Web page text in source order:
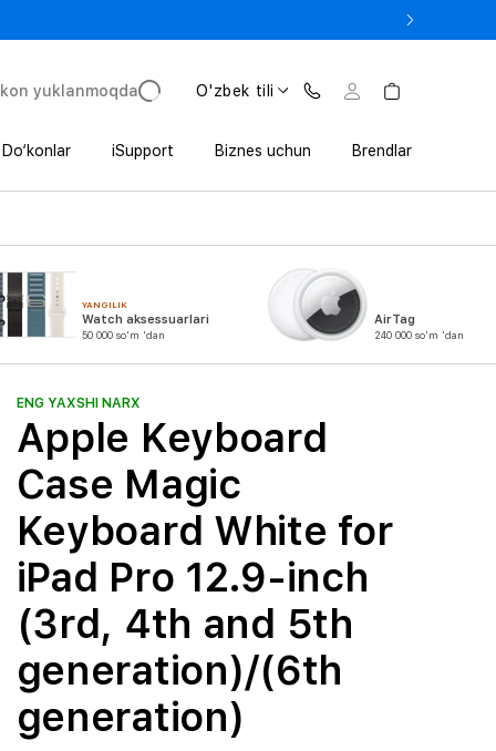
yuklanmoqda O'zbek tili
Do‘konlar iSupport Biznes uchun Brendlar
YANGILIK
Watch aksessuarlari
50 000 so'm 'dan
AirTag
240 000 so'm 'dan
ENG YAXSHI NARX
Apple Keyboard
Case Magic
Keyboard White for
iPad Pro 12.9-inch
(3rd, 4th and 5th
generation)/(6th
generation)